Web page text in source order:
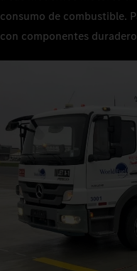
consumo de combustible.
con componentes